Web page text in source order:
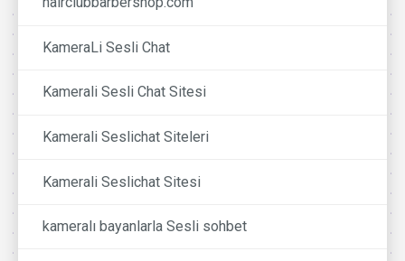
KameraLi Sesli Chat
Kamerali Sesli Chat Sitesi
Kamerali Seslichat Siteleri
Kamerali Seslichat Sitesi
kameralı bayanlarla Sesli sohbet